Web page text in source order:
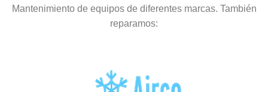
Mantenimiento de equipos de diferentes marcas. También
reparamos: